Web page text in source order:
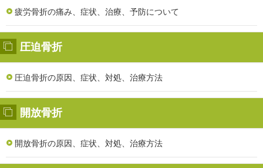
疲労骨折の痛み、症状、治療、予防について
圧迫骨折
圧迫骨折の原因、症状、対処、治療方法
開放骨折
開放骨折の原因、症状、対処、治療方法